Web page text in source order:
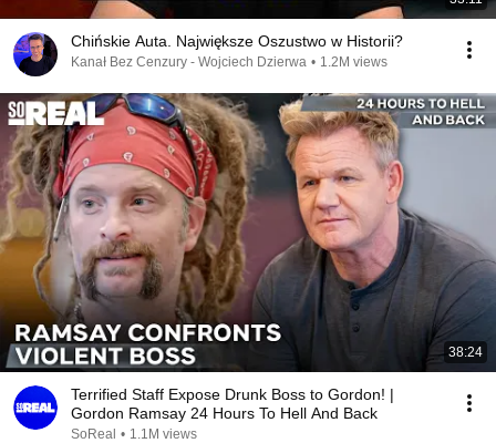
Chińskie Auta. Największe Oszustwo w Historii?
Kanał Bez Cenzury - Wojciech Dzierwa • 1.2M views
38:24
Terrified Staff Expose Drunk Boss to Gordon! |
Gordon Ramsay 24 Hours To Hell And Back
SoReal • 1.1M views